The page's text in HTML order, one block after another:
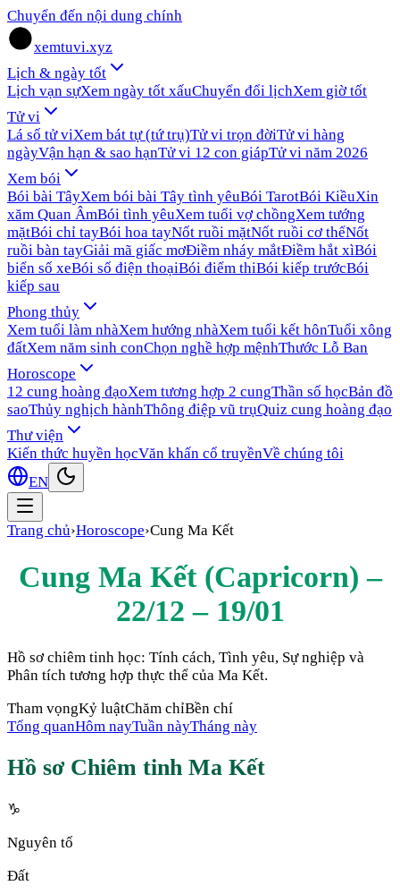
Chuyển đến nội dung chính
xemtuvi.xyz
Lịch & ngày tốt
Lịch vạn sựXem ngày tốt xấuChuyển đổi lịchXem giờ tốt
Tử vi
Lá số tử viXem bát tự (tứ trụ)Tử vi trọn đờiTử vi hàng
ngàyVận hạn & sao hạnTử vi 12 con giápTử vi năm 2026
Xem bói
Bói bài TâyXem bói bài Tây tình yêuBói TarotBói KiềuXin
xăm Quan ÂmBói tình yêuXem tuổi vợ chồngXem tướng
mặtBói chỉ tayBói hoa tayNốt ruồi mặtNốt ruồi cơ thểNốt
ruồi bàn tayGiải mã giấc mơĐiềm nháy mắtĐiềm hắt xìBói
biển số xeBói số điện thoạiBói điểm thiBói kiếp trướcBói
kiếp sau
Phong thủy
Xem tuổi làm nhàXem hướng nhàXem tuổi kết hônTuổi xông
đấtXem năm sinh conChọn nghề hợp mệnhThước Lỗ Ban
Horoscope
12 cung hoàng đạoXem tương hợp 2 cungThần số họcBản đồ
saoThủy nghịch hànhThông điệp vũ trụQuiz cung hoàng đạo
Thư viện
Kiến thức huyền họcVăn khấn cổ truyềnVề chúng tôi
EN
Trang chủ›Horoscope›Cung Ma Kết
Cung Ma Kết(Capricorn) –
22/12 – 19/01
Hồ sơ chiêm tinh học: Tính cách, Tình yêu, Sự nghiệp và
Phân tích tương hợp thực thể của Ma Kết.
Tham vọngKỷ luậtChăm chỉBền chí
Tổng quanHôm nayTuần nàyTháng này
Hồ sơ Chiêm tinh Ma Kết
♑
Nguyên tố
Đất